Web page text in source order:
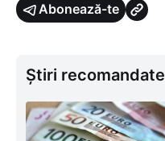
Abonează-te
Știri recomandate